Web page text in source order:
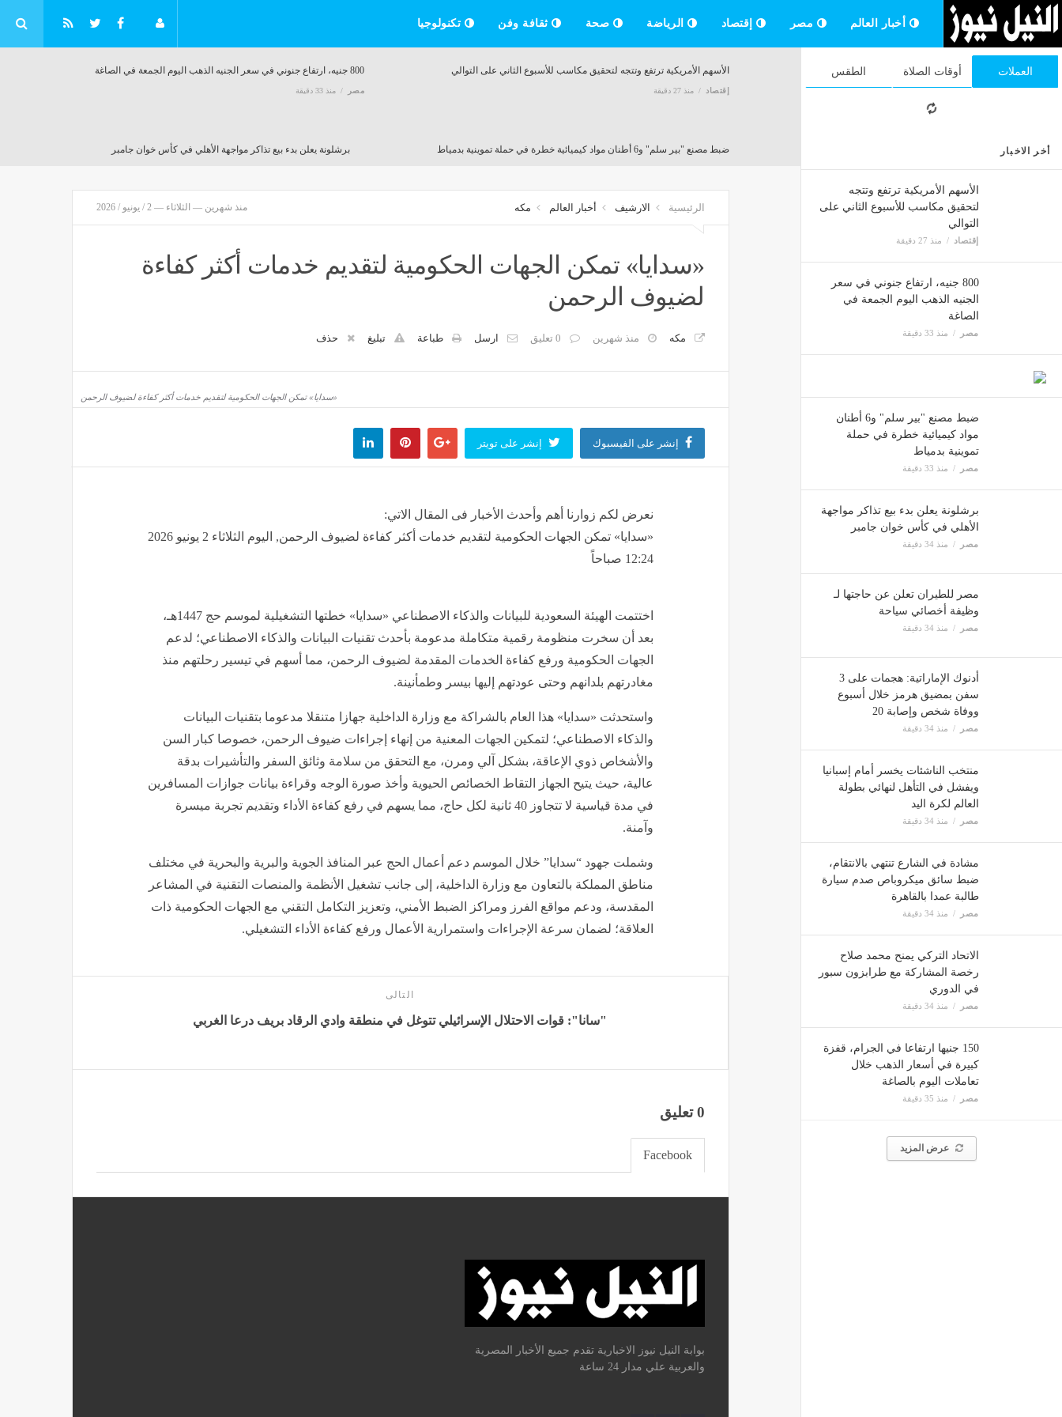
أخبار العالم مصر إقتصاد الرياضة صحة ثقافة وفن تكنولوجيا
العملات أوقات الصلاة الطقس
أخر الاخبار
الأسهم الأمريكية ترتفع وتتجه
لتحقيق مكاسب للأسبوع الثاني على
التوالي
إقتصاد منذ 27 دقيقة
800 جنيه، ارتفاع جنوني في سعر
الجنيه الذهب اليوم الجمعة في
الصاغة
مصر منذ 33 دقيقة
ضبط مصنع "بير سلم" و6 أطنان
مواد كيميائية خطرة في حملة
تموينية بدمياط
مصر منذ 33 دقيقة
برشلونة يعلن بدء بيع تذاكر مواجهة
الأهلي في كأس خوان جامبر
مصر منذ 34 دقيقة
مصر للطيران تعلن عن حاجتها لـ
وظيفة أخصائي سياحة
مصر منذ 34 دقيقة
أدنوك الإماراتية: هجمات على 3
سفن بمضيق هرمز خلال أسبوع
ووفاة شخص وإصابة 20
مصر منذ 34 دقيقة
منتخب الناشئات يخسر أمام إسبانيا
ويفشل في التأهل لنهائي بطولة
العالم لكرة اليد
مصر منذ 34 دقيقة
مشادة في الشارع تنتهي بالانتقام،
ضبط سائق ميكروباص صدم سيارة
طالبة عمدا بالقاهرة
مصر منذ 34 دقيقة
الاتحاد التركي يمنح محمد صلاح
رخصة المشاركة مع طرابزون سبور
في الدوري
مصر منذ 34 دقيقة
150 جنيها ارتفاعا في الجرام، قفزة
كبيرة في أسعار الذهب خلال
تعاملات اليوم بالصاغة
مصر منذ 35 دقيقة
عرض المزيد
الأسهم الأمريكية ترتفع وتتجه لتحقيق مكاسب للأسبوع الثاني على التوالي
إقتصاد منذ 27 دقيقة
800 جنيه، ارتفاع جنوني في سعر الجنيه الذهب اليوم الجمعة في الصاغة
مصر منذ 33 دقيقة
ضبط مصنع "بير سلم" و6 أطنان مواد كيميائية خطرة في حملة تموينية بدمياط برشلونة يعلن بدء بيع تذاكر مواجهة الأهلي في كأس خوان جامبر
مصر للطيران تعلن عن حاجتها لـ وظيفة أخصائي سياحة أدنوك الإماراتية: هجمات على 3 سفن بمضيق هرمز خلال أسبوع ووفاة شخص وإصابة 20
منتخب الناشئات يخسر أمام إسبانيا ويفشل في التأهل لنهائي بطولة العالم لكرة اليد
مصر منذ 34 دقيقة
الاتحاد التركي يمنح محمد صلاح رخصة المشاركة مع طرابزون سبور في الدوري
الرئيسية الارشيف أخبار العالم مكه منذ شهرين — الثلاثاء — 2 / يونيو / 2026
«سدايا» تمكن الجهات الحكومية لتقديم خدمات أكثر كفاءة
لضيوف الرحمن
مكه منذ شهرين 0 تعليق ارسل طباعة تبليغ حذف
«سدايا» تمكن الجهات الحكومية لتقديم خدمات أكثر كفاءة لضيوف الرحمن
إنشر على الفيسبوك إنشر على تويتر
نعرض لكم زوارنا أهم وأحدث الأخبار فى المقال الاتي:
«سدايا» تمكن الجهات الحكومية لتقديم خدمات أكثر كفاءة لضيوف الرحمن, اليوم الثلاثاء 2 يونيو 2026
12:24 صباحاً
اختتمت الهيئة السعودية للبيانات والذكاء الاصطناعي «سدايا» خطتها التشغيلية لموسم حج 1447هـ،
بعد أن سخرت منظومة رقمية متكاملة مدعومة بأحدث تقنيات البيانات والذكاء الاصطناعي؛ لدعم
الجهات الحكومية ورفع كفاءة الخدمات المقدمة لضيوف الرحمن، مما أسهم في تيسير رحلتهم منذ
مغادرتهم بلدانهم وحتى عودتهم إليها بيسر وطمأنينة.
واستحدثت «سدايا» هذا العام بالشراكة مع وزارة الداخلية جهازا متنقلا مدعوما بتقنيات البيانات
والذكاء الاصطناعي؛ لتمكين الجهات المعنية من إنهاء إجراءات ضيوف الرحمن، خصوصا كبار السن
والأشخاص ذوي الإعاقة، بشكل آلي ومرن، مع التحقق من سلامة وثائق السفر والتأشيرات بدقة
عالية، حيث يتيح الجهاز التقاط الخصائص الحيوية وأخذ صورة الوجه وقراءة بيانات جوازات المسافرين
في مدة قياسية لا تتجاوز 40 ثانية لكل حاج، مما يسهم في رفع كفاءة الأداء وتقديم تجربة ميسرة
وآمنة.
وشملت جهود “سدايا” خلال الموسم دعم أعمال الحج عبر المنافذ الجوية والبرية والبحرية في مختلف
مناطق المملكة بالتعاون مع وزارة الداخلية، إلى جانب تشغيل الأنظمة والمنصات التقنية في المشاعر
المقدسة، ودعم مواقع الفرز ومراكز الضبط الأمني، وتعزيز التكامل التقني مع الجهات الحكومية ذات
العلاقة؛ لضمان سرعة الإجراءات واستمرارية الأعمال ورفع كفاءة الأداء التشغيلي.
التالى
"سانا": قوات الاحتلال الإسرائيلي تتوغل في منطقة وادي الرقاد ‏بريف درعا الغربي‎
0 تعليق
Facebook
بوابة النيل نيوز الاخبارية تقدم جميع الأخبار المصرية
والعربية علي مدار 24 ساعة